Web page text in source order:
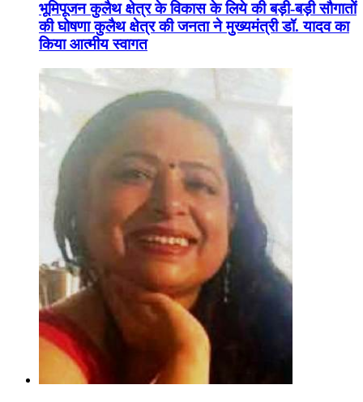
भूमिपूजन कुलैथ क्षेत्र के विकास के लिये की बड़ी-बड़ी सौगातों
की घोषणा कुलैथ क्षेत्र की जनता ने मुख्यमंत्री डॉ. यादव का
किया आत्मीय स्वागत